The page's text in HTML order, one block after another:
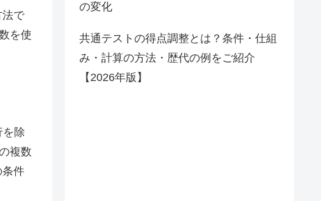
法で
を使
を除
複数
条件
の変化
共通テストの得点調整とは？条件・仕組
み・計算の方法・歴代の例をご紹介
【2026年版】